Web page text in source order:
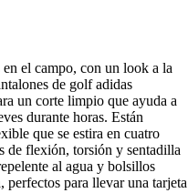
el campo, con un look a la
de golf adidas
un corte limpio que ayuda a
durante horas. Están
que se estira en cuatro
de flexión, torsión y sentadilla
al agua y bolsillos
perfectos para llevar una tarjeta